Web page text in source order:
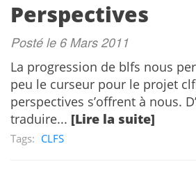
Perspectives
Posté le 6 Mars 2011
La progression de blfs nous
peu le curseur pour le projet
perspectives s’offrent à nous.
traduire... [Lire la suite]
Tags: CLFS